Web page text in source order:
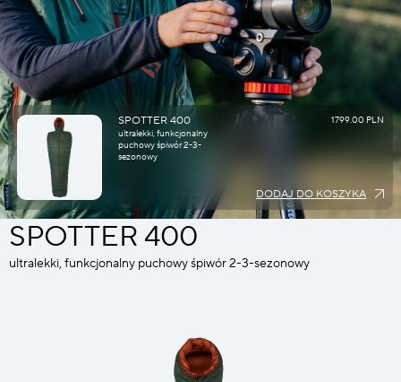
SPOTTER 400
ultralekki, funkcjonalny
puchowy śpiwór 2-3-
sezonowy
1799.00 PLN
DODAJ DO KOSZYKA
SPOTTER 400
ultralekki, funkcjonalny puchowy śpiwór 2-3-sezonowy